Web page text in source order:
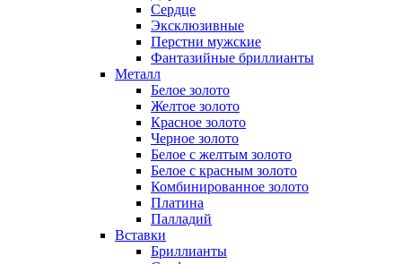
Сердце
Эксклюзивные
Перстни мужские
Фантазийные бриллианты
Металл
Белое золото
Желтое золото
Красное золото
Черное золото
Белое с желтым золото
Белое с красным золото
Комбинированное золото
Платина
Палладий
Вставки
Бриллианты